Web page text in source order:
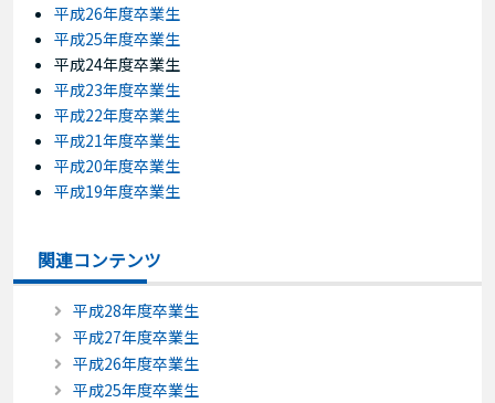
平成26年度卒業生
平成25年度卒業生
平成24年度卒業生
平成23年度卒業生
平成22年度卒業生
平成21年度卒業生
平成20年度卒業生
平成19年度卒業生
関連コンテンツ
平成28年度卒業生
平成27年度卒業生
平成26年度卒業生
平成25年度卒業生